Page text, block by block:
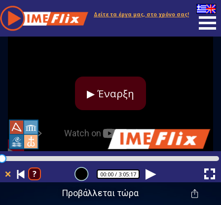
Δείτε τα έργα μας, στο χρόνο σας!
▶ Έναρξη
❌ ? 00:00 / 3:05:17
Προβάλλεται τώρα